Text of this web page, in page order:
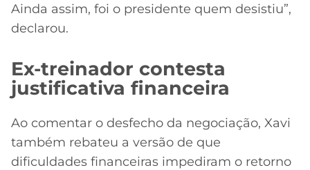
Ainda assim, foi o presidente quem desistiu”,
declarou.
Ex-treinador contesta
justificativa financeira
Ao comentar o desfecho da negociação, Xavi
também rebateu a versão de que
dificuldades financeiras impediram o retorno